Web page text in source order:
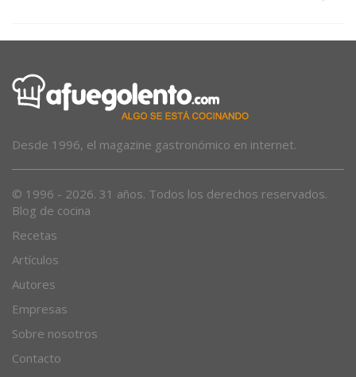
Desde 1996, el magazine gastronómico en internet.
© 1996 - 2026. 31 años. Todos los derechos reservados.
Blog de cocina
Recetas
Artículos
Autores
Empresas
Sobre nosotros
Contacto